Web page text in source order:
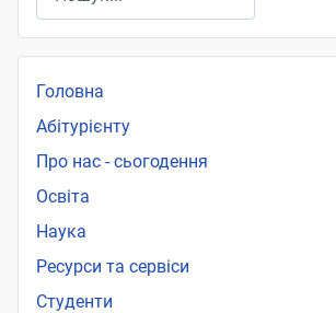
Головна
Абітурієнту
Про нас - сьогодення
Освіта
Наука
Ресурси та сервіси
Студенти